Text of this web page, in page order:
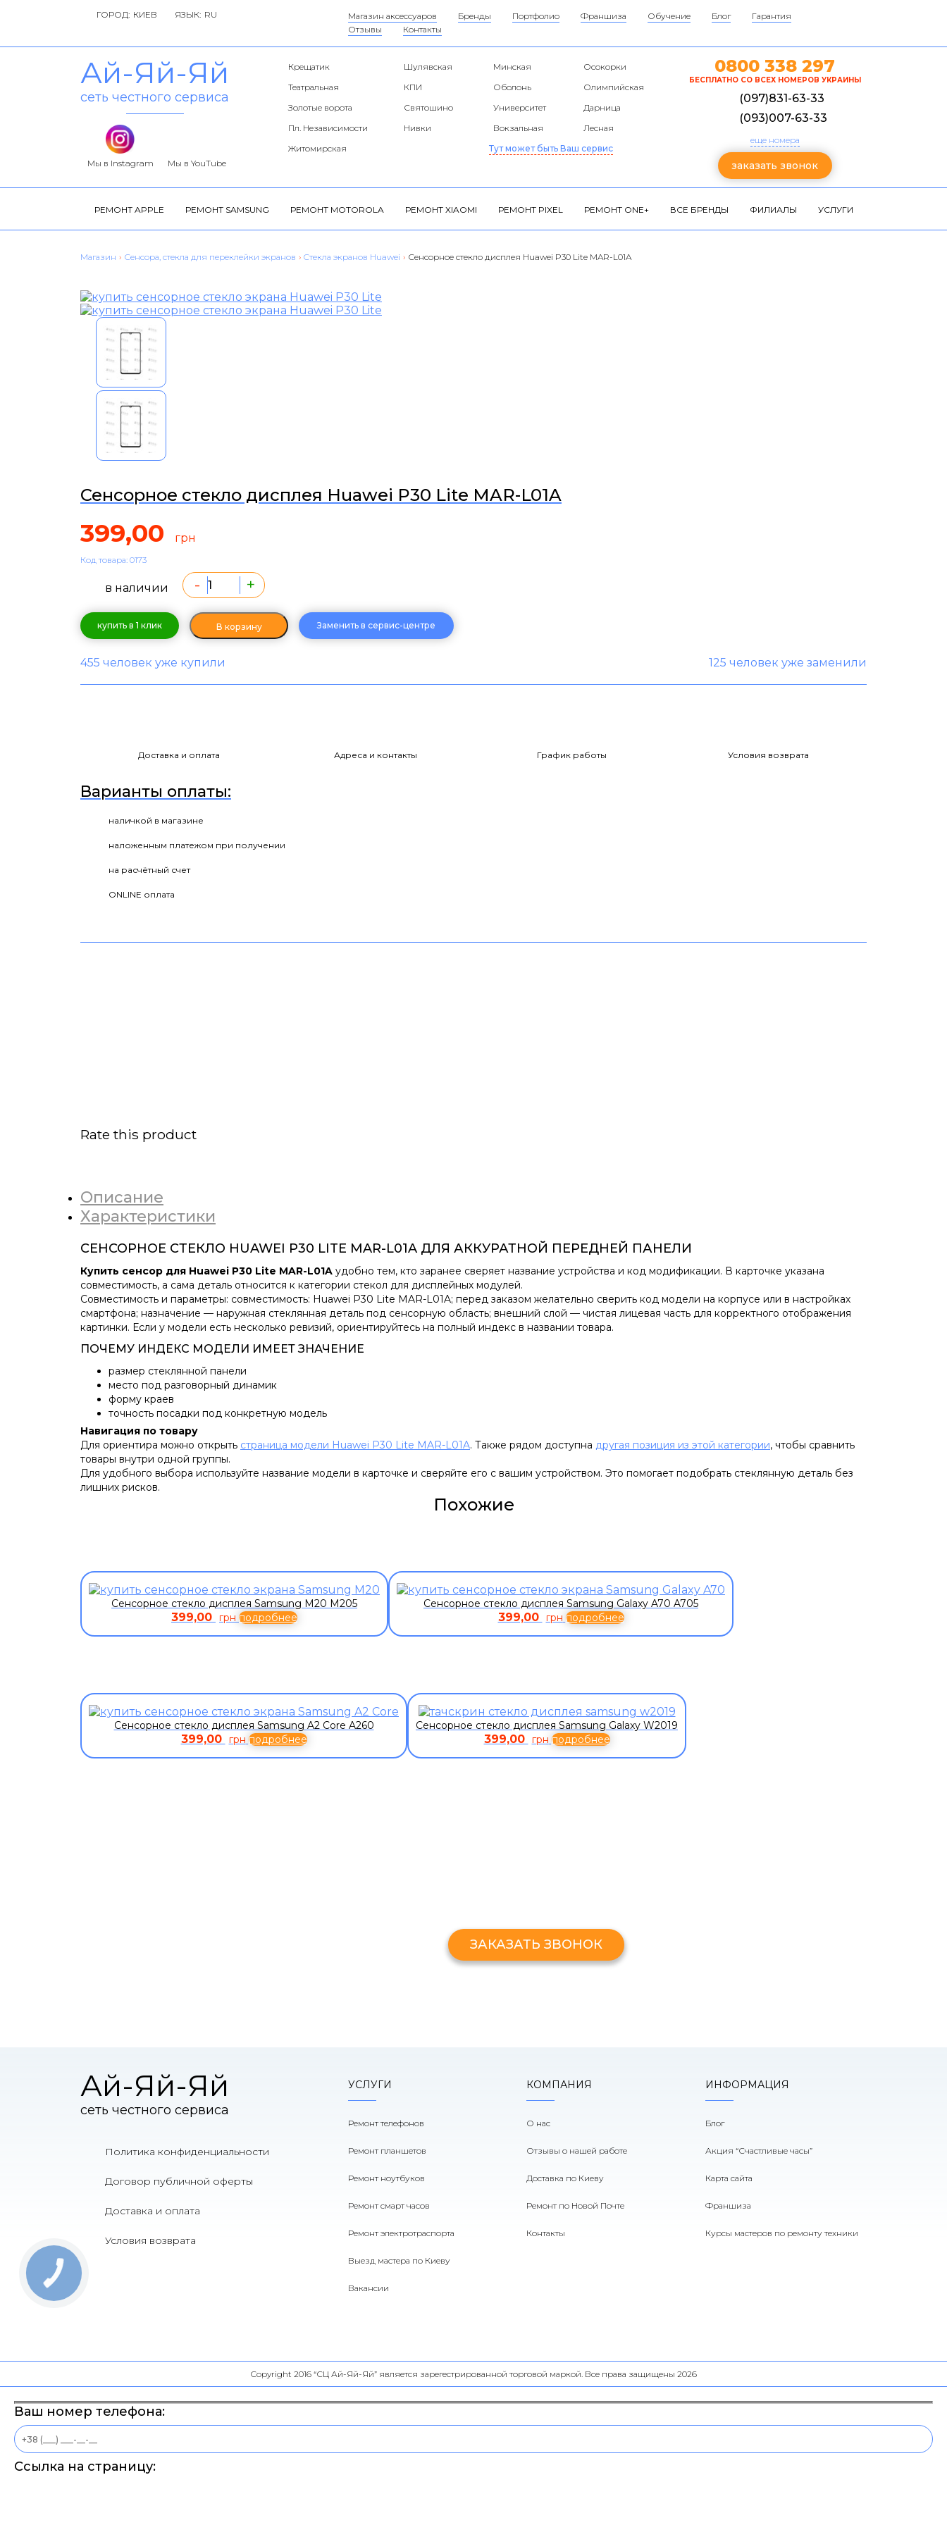
ГОРОД: ЯЗЫК: Магазин аксессуаров Бренды Портфолио Франшиза Обучение Блог
Гарантия
Отзывы
Контакты
Ай-Яй-Яй
сеть честного сервиса
Мы в Instagram Мы в YouTube
Крещатик Шулявская Минская
Осокорки
Театральная
КПИ Оболонь
Олимпийская
Золотые ворота
Святошино Университет
Дарница
Пл. Независимости
Нивки Вокзальная
Лесная
Житомирская
Тут может быть Ваш сервис
0800 338 297
БЕСПЛАТНО СО ВСЕХ НОМЕРОВ УКРАИНЫ
(097)831-63-33
(093)007-63-33
еще номера
заказать звонок
РЕМОНТ APPLE РЕМОНТ SAMSUNG РЕМОНТ MOTOROLA РЕМОНТ XIAOMI РЕМОНТ PIXEL РЕМОНТ ONE+ ВСЕ БРЕНДЫ ФИЛИАЛЫ УСЛУГИ
Магазин › Сенсора, стекла для переклейки экранов › Cтекла экранов Huawei › Сенсорное стекло дисплея Huawei P30 Lite MAR-L01A
Сенсорное стекло дисплея Huawei P30 Lite MAR-L01A
399,00 грн
Код товара: 0173
в наличии - +
купить в 1 клик В корзину Заменить в сервис-центре
455 человек уже купили 125 человек уже заменили
Доставка и оплата Адреса и контакты График работы Условия возврата
Варианты оплаты:
наличкой в магазине
наложенным платежом при получении
на расчётный счет
ONLINE оплата
Rate this product
Описание
Характеристики
СЕНСОРНОЕ СТЕКЛО HUAWEI P30 LITE MAR-L01A ДЛЯ АККУРАТНОЙ ПЕРЕДНЕЙ ПАНЕЛИ
Купить сенсор для Huawei P30 Lite MAR-L01A удобно тем, кто заранее сверяет название устройства и код модификации. В карточке указана
совместимость, а сама деталь относится к категории стекол для дисплейных модулей.
Совместимость и параметры: совместимость: Huawei P30 Lite MAR-L01A; перед заказом желательно сверить код модели на корпусе или в настройках
смартфона; назначение — наружная стеклянная деталь под сенсорную область; внешний слой — чистая лицевая часть для корректного отображения
картинки. Если у модели есть несколько ревизий, ориентируйтесь на полный индекс в названии товара.
ПОЧЕМУ ИНДЕКС МОДЕЛИ ИМЕЕТ ЗНАЧЕНИЕ
размер стеклянной панели
место под разговорный динамик
форму краев
точность посадки под конкретную модель
Навигация по товару
Для ориентира можно открыть страница модели Huawei P30 Lite MAR-L01A. Также рядом доступна другая позиция из этой категории, чтобы сравнить
товары внутри одной группы.
Для удобного выбора используйте название модели в карточке и сверяйте его с вашим устройством. Это помогает подобрать стеклянную деталь без
лишних рисков.
Похожие
Сенсорное стекло дисплея Samsung M20 M205
399,00 грн подробнее
Сенсорное стекло дисплея Samsung Galaxy A70 A705
399,00 грн подробнее
Сенсорное стекло дисплея Samsung A2 Core A260
399,00 грн подробнее
Сенсорное стекло дисплея Samsung Galaxy W2019
399,00 грн подробнее
ЗАКАЗАТЬ ЗВОНОК
Ай-Яй-Яй
сеть честного сервиса
Политика конфиденциальности
Договор публичной оферты
Доставка и оплата
Условия возврата
УСЛУГИ
Ремонт телефонов
Ремонт планшетов
Ремонт ноутбуков
Ремонт смарт часов
Ремонт электротраспорта
Выезд мастера по Киеву
Вакансии
КОМПАНИЯ
О нас
Отзывы о нашей работе
Доставка по Киеву
Ремонт по Новой Почте
Контакты
ИНФОРМАЦИЯ
Блог
Акция “Счастливые часы”
Карта сайта
Франшиза
Курсы мастеров по ремонту техники
Copyright 2016 “СЦ Ай-Яй-Яй” является зарегестрированной торговой маркой. Все права защищены 2026
Ваш номер телефона:
Ссылка на страницу: